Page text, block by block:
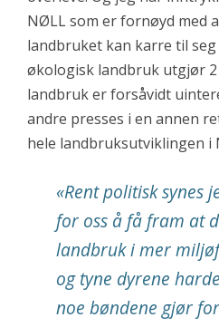
NØLL som er fornøyd med
landbruket kan karre til seg
økologisk landbruk utgjør 2
landbruk er forsåvidt
andre presses i en annen
hele landbruksutviklingen i
«Rent politisk synes
for oss å få fram at
landbruk i mer
og tyne dyrene
noe bøndene gjør